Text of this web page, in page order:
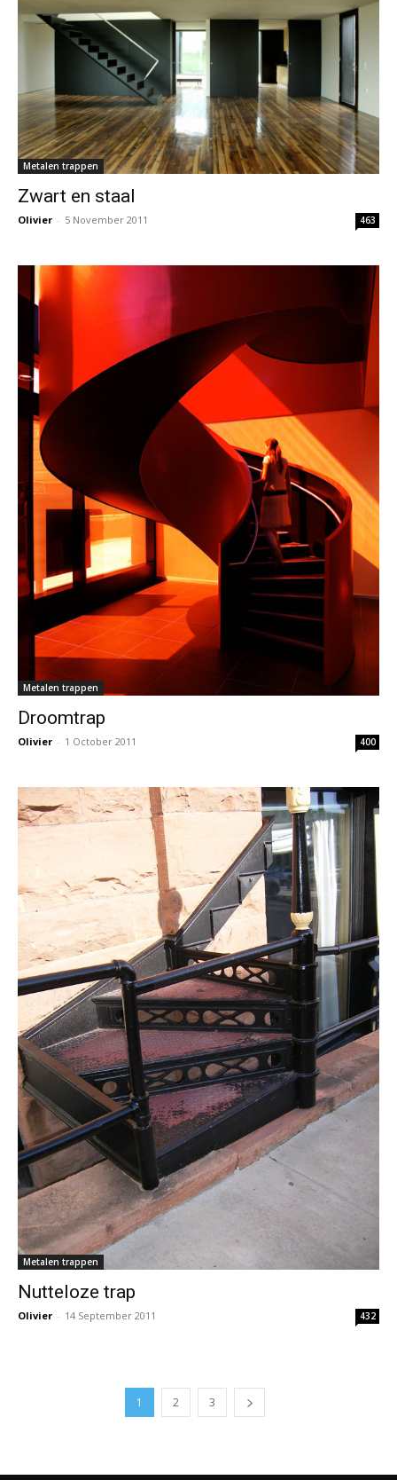
Metalen trappen
Zwart en staal
Olivier - 5 November 2011 463
Metalen trappen
Droomtrap
Olivier - 1 October 2011 400
Metalen trappen
Nutteloze trap
Olivier - 14 September 2011 432
1 2 3